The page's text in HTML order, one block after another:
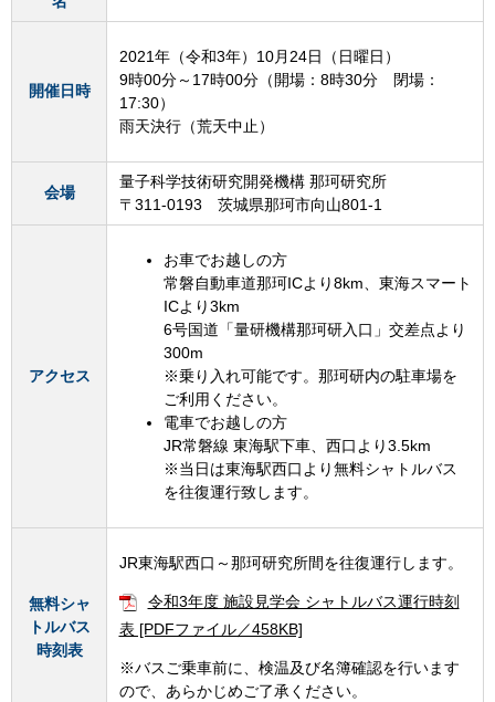
開催日時
2021年（令和3年）10月24日（日曜日）
9時00分～17時00分（開場：8時30分 閉場：
17:30）
雨天決行（荒天中止）
会場
量子科学技術研究開発機構 那珂研究所
〒311-0193 茨城県那珂市向山801-1
アクセス
お車でお越しの方
常磐自動車道那珂ICより8km、東海スマート
ICより3km
6号国道「量研機構那珂研入口」交差点より
300m
※乗り入れ可能です。那珂研内の駐車場を
ご利用ください。
電車でお越しの方
JR常磐線 東海駅下車、西口より3.5km
※当日は東海駅西口より無料シャトルバス
を往復運行致します。
無料シャ
トルバス
時刻表
JR東海駅西口～那珂研究所間を往復運行します。
令和3年度 施設見学会 シャトルバス運行時刻
表 [PDFファイル／458KB]
※バスご乗車前に、検温及び名簿確認を行います
ので、あらかじめご了承ください。